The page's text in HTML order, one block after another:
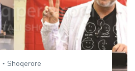
Shoqerore